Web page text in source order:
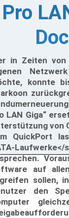
Pro
in Zeiten
konnte
LAN Giga“
von
QuickPort
auf
sollen,
den